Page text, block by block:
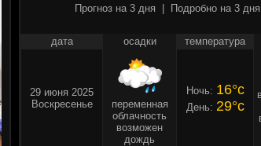
Прогноз на 3 дня Подробно на 3 дня
дата осадки температура
29 июня 2025
Воскресенье
переменная
облачность
возможен
дождь
Ночь: 16°c
День: 29°c